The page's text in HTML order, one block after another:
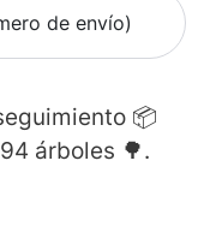
de envío)
📦
árboles 🌳.